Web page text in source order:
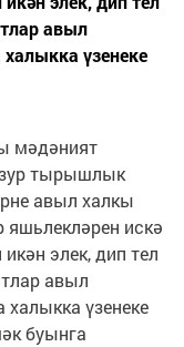
авыл
үзенеке
мәдәният
тырышлык
авыл халкы
яшьлекләрен искә
элек, дип тел
авыл
үзенеке
буынга